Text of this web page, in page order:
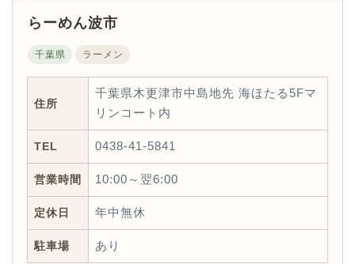
らーめん波市
千葉県 ラーメン
住所
千葉県木更津市中島地先 海ほたる5Fマ
リンコート内
TEL 0438-41-5841
営業時間 10:00～翌6:00
定休日 年中無休
駐車場 あり